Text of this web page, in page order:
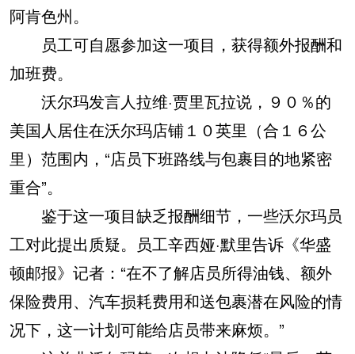
阿肯色州。
员工可自愿参加这一项目，获得额外报酬和
加班费。
沃尔玛发言人拉维·贾里瓦拉说，９０％的
美国人居住在沃尔玛店铺１０英里（合１６公
里）范围内，“店员下班路线与包裹目的地紧密
重合”。
鉴于这一项目缺乏报酬细节，一些沃尔玛员
工对此提出质疑。员工辛西娅·默里告诉《华盛
顿邮报》记者：“在不了解店员所得油钱、额外
保险费用、汽车损耗费用和送包裹潜在风险的情
况下，这一计划可能给店员带来麻烦。”